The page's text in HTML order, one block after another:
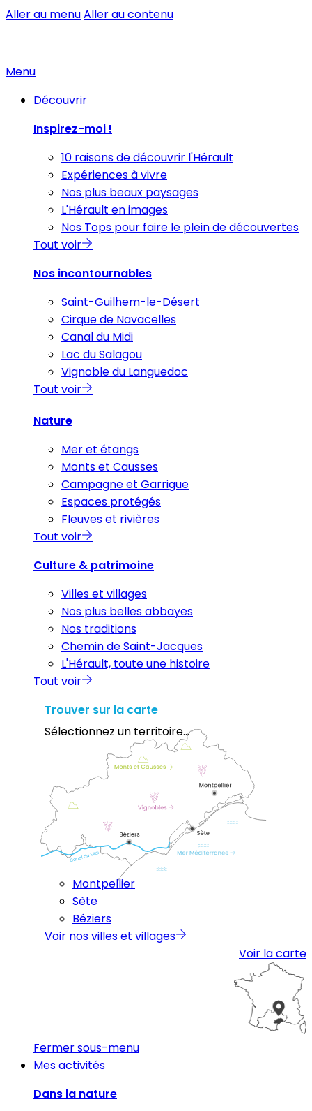
Aller au menuAller au contenu
Menu
Découvrir
Inspirez-moi !
10 raisons de découvrir l'Hérault
Expériences à vivre
Nos plus beaux paysages
L'Hérault en images
Nos Tops pour faire le plein de découvertes
Tout voir
Nos incontournables
Saint-Guilhem-le-Désert
Cirque de Navacelles
Canal du Midi
Lac du Salagou
Vignoble du Languedoc
Tout voir
Nature
Mer et étangs
Monts et Causses
Campagne et Garrigue
Espaces protégés
Fleuves et rivières
Tout voir
Culture & patrimoine
Villes et villages
Nos plus belles abbayes
Nos traditions
Chemin de Saint-Jacques
L'Hérault, toute une histoire
Tout voir
Trouver sur la carte
Sélectionnez un territoire...
Montpellier
Sète
Béziers
Voir nos villes et villages
Voir la carte
Fermer sous-menu
Mes activités
Dans la nature